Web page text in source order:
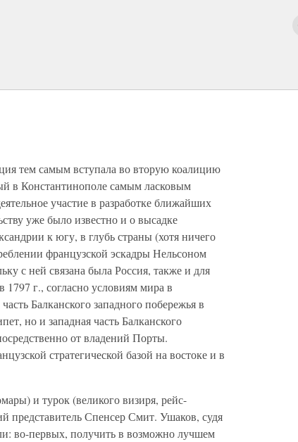
тем самым вступала во вторую коалицию
в Константинополе самым ласковым
участие в разработке ближайших
уже было известно и о высадке
к югу, в глубь страны (хотя ничего
французской эскадры Нельсоном
с ней связана была Россия, также и для
г., согласно условиям мира в
Балканского западного побережья в
но и западная часть Балканского
от владений Порты.
стратегической базой на востоке и в
и турок (великого визиря, рейс-
представитель Спенсер Смит. Ушаков, судя
во-первых, получить в возможно лучшем